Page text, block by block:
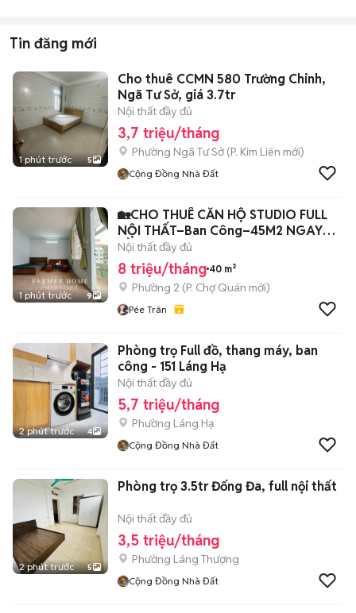
Tin đăng mới
1 phút trước 5
Cho thuê CCMN 580 Trường Chinh,
Ngã Tư Sở, giá 3.7tr
Nội thất đầy đủ
3,7 triệu/tháng
Phường Ngã Tư Sở(P. Kim Liên mới)
Cộng Đồng Nhà Đất
1 phút trước 9
🏡CHO THUÊ CĂN HỘ STUDIO FULL
NỘI THẤT–Ban Công–45M2 NGAY
CẦU CHỮ Y Q.5
Nội thất đầy đủ
8 triệu/tháng 40 m²
Phường 2 (P. Chợ Quán mới)
Pée Trân
2 phút trước 4
Phòng trọ Full đồ, thang máy, ban
công - 151 Láng Hạ
Nội thất đầy đủ
5,7 triệu/tháng
Phường Láng Hạ
Cộng Đồng Nhà Đất
2 phút trước 5
Phòng trọ 3.5tr Đống Đa, full nội thất
Nội thất đầy đủ
3,5 triệu/tháng
Phường Láng Thượng
Cộng Đồng Nhà Đất